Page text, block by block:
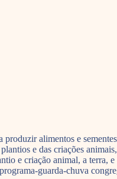
produzir alimentos e
e das criações
e criação animal, a terra,
guarda-chuva